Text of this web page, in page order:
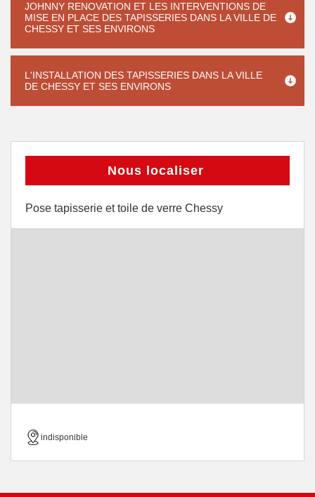
JOHNNY RENOVATION ET LES INTERVENTIONS DE
MISE EN PLACE DES TAPISSERIES DANS LA VILLE DE
CHESSY ET SES ENVIRONS
L'INSTALLATION DES TAPISSERIES DANS LA VILLE
DE CHESSY ET SES ENVIRONS
Nous localiser
Pose tapisserie et toile de verre Chessy
indisponible